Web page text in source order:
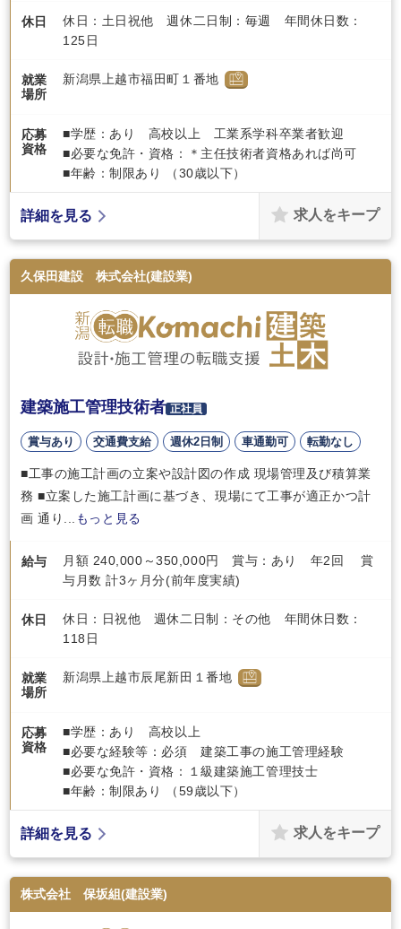
休日
休日：土日祝他 週休二日制：毎週 年間休日数：
125日
就業
場所
新潟県上越市福田町１番地
応募
資格
■学歴：あり 高校以上 工業系学科卒業者歓迎
■必要な免許・資格：＊主任技術者資格あれば尚可
■年齢：制限あり （30歳以下）
詳細を見る 求人をキープ
久保田建設 株式会社(建設業)
建築施工管理技術者 正社員
賞与あり 交通費支給 週休2日制 車通勤可 転勤なし
■工事の施工計画の立案や設計図の作成 現場管理及び積算業
務 ■立案した施工計画に基づき、現場にて工事が適正かつ計
画 通り...
もっと見る
給与
月額 240,000～350,000円 賞与：あり 年2回 賞
与月数 計3ヶ月分(前年度実績)
休日
休日：日祝他 週休二日制：その他 年間休日数：
118日
就業
場所
新潟県上越市辰尾新田１番地
応募
資格
■学歴：あり 高校以上
■必要な経験等：必須 建築工事の施工管理経験
■必要な免許・資格：１級建築施工管理技士
■年齢：制限あり （59歳以下）
詳細を見る 求人をキープ
株式会社 保坂組(建設業)